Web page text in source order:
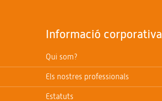
Informació corporativa
Qui som?
Els nostres professionals
Estatuts